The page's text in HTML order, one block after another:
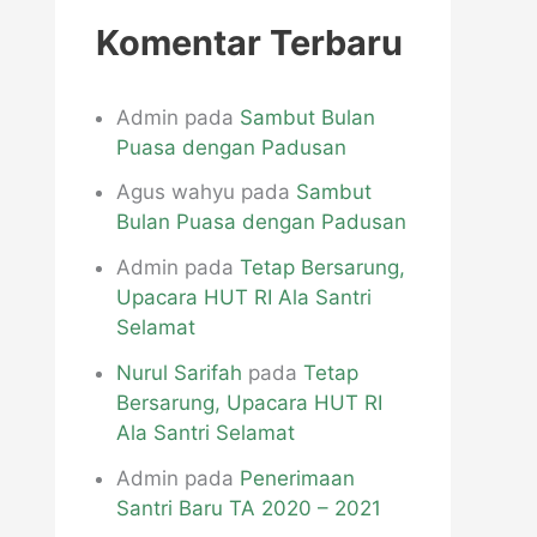
Komentar Terbaru
Admin pada Sambut Bulan
Puasa dengan Padusan
Agus wahyu pada Sambut
Bulan Puasa dengan Padusan
Admin pada Tetap Bersarung,
Upacara HUT RI Ala Santri
Selamat
Nurul Sarifah pada Tetap
Bersarung, Upacara HUT RI
Ala Santri Selamat
Admin pada Penerimaan
Santri Baru TA 2020 – 2021